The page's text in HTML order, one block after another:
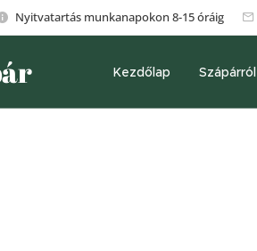
Nyitvatartás munkanapokon 8-15 óráig
Kezdőlap Szápárról